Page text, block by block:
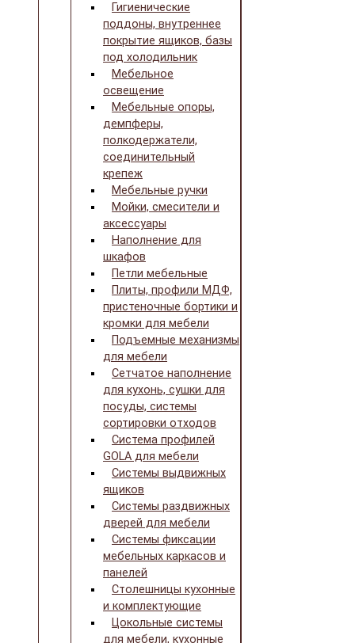
Гигиенические
поддоны, внутреннее
покрытие ящиков, базы
под холодильник
Мебельное
освещение
Мебельные опоры,
демпферы,
полкодержатели,
соединительный
крепеж
Мебельные ручки
Мойки, смесители и
аксессуары
Наполнение для
шкафов
Петли мебельные
Плиты, профили МДФ,
пристеночные бортики и
кромки для мебели
Подъемные механизмы
для мебели
Сетчатое наполнение
для кухонь, сушки для
посуды, системы
сортировки отходов
Система профилей
GOLA для мебели
Системы выдвижных
ящиков
Системы раздвижных
дверей для мебели
Системы фиксации
мебельных каркасов и
панелей
Столешницы кухонные
и комплектующие
Цокольные системы
для мебели, кухонные